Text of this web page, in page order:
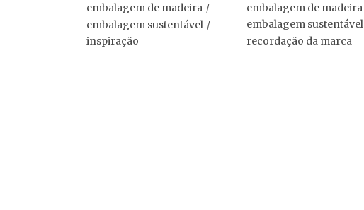
embalagem de madeira
embalagem sustentável
inspiração
embalagem de madeira
embalagem sustentável
recordação da marca